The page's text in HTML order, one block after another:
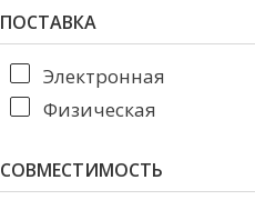
ПОСТАВКА
Электронная
Физическая
СОВМЕСТИМОСТЬ